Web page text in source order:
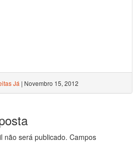
Já | Novembro 15, 2012
não será publicado. Campos